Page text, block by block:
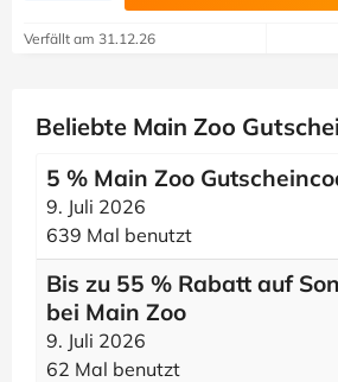
Verfällt am 31.12.26
Beliebte Main Zoo
5 % Main Zoo
9. Juli 2026
639 Mal benutzt
Bis zu 55 % Rabatt auf
bei Main Zoo
9. Juli 2026
62 Mal benutzt